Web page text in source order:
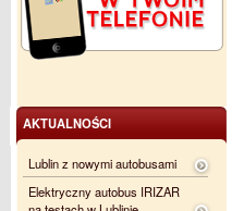
AKTUALNOŚCI
Lublin z nowymi autobusami
Elektryczny autobus IRIZAR